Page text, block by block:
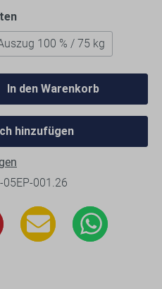
100 % / 75 kg
In den Warenkorb
hinzufügen
05EP-001.26